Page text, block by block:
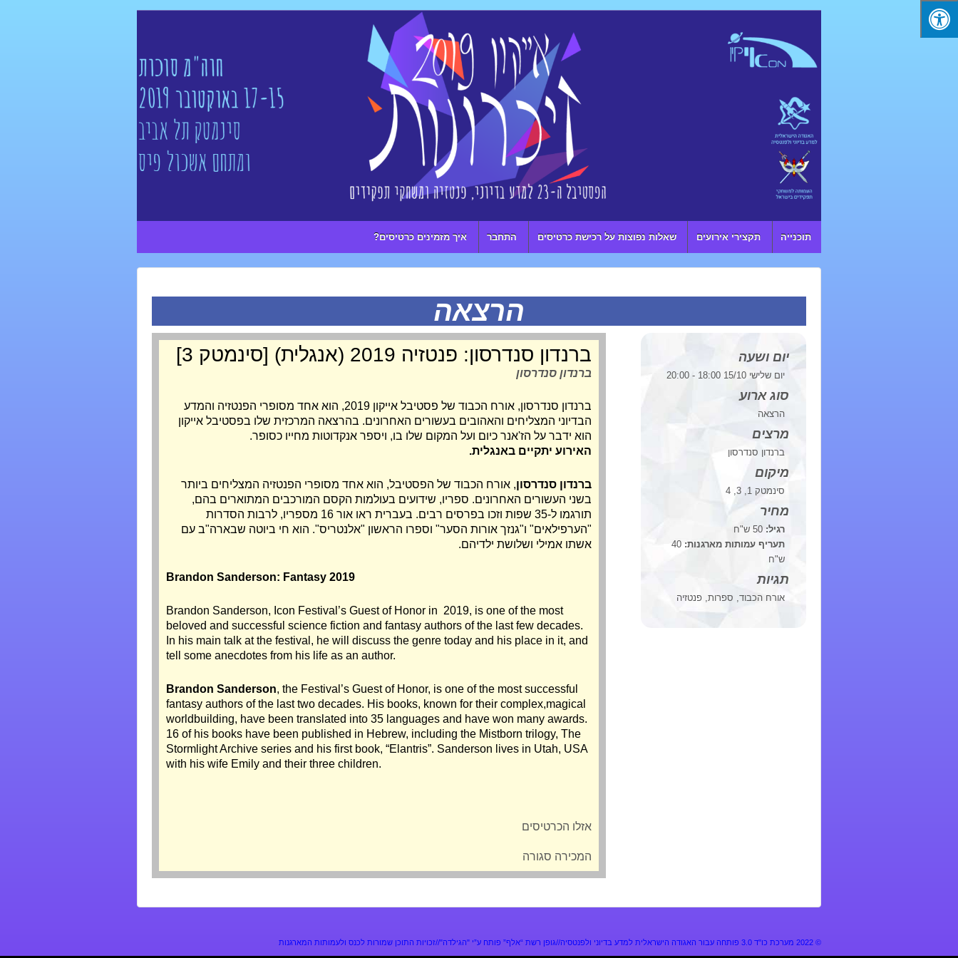
תוכנייה תקצירי אירועים שאלות נפוצות על רכישת כרטיסים התחבר איך מזמינים כרטיסים?
הרצאה
יום ושעה
יום שלישי 15/10 18:00 - 20:00
סוג ארוע
הרצאה
מרצים
ברנדון סנדרסון
מיקום
סינמטק 1, 3, 4
מחיר
רגיל:
תעריף עמותות מארגנות: 40
ש"ח
תגיות
אורח הכבוד, ספרות, פנטזיה
ברנדון סנדרסון: פנטזיה 2019 (אנגלית) [סינמטק 3]
ברנדון סנדרסון
ברנדון סנדרסון, אורח הכבוד של פסטיבל אייקון 2019, הוא אחד מסופרי הפנטזיה והמדע
הבדיוני המצליחים והאהובים בעשורים האחרונים. בהרצאה המרכזית שלו בפסטיבל אייקון
הוא ידבר על הז'אנר כיום ועל המקום שלו בו, ויספר אנקדוטות מחייו כסופר.
האירוע יתקיים באנגלית.
ברנדון סנדרסון, אורח הכבוד של הפסטיבל, הוא אחד מסופרי הפנטזיה המצליחים ביותר
בשני העשורים האחרונים. ספריו, שידועים בעולמות הקסם המורכבים המתוארים בהם,
תורגמו ל-35 שפות וזכו בפרסים רבים. בעברית ראו אור 16 מספריו, לרבות הסדרות
"הערפילאים" ו"גנזך אורות הסער" וספרו הראשון "אלנטריס". הוא חי ביוטה שבארה"ב עם
אשתו אמילי ושלושת ילדיהם.
Brandon Sanderson: Fantasy 2019
Brandon Sanderson, Icon Festival’s Guest of Honor in 2019, is one of the most
beloved and successful science fiction and fantasy authors of the last few decades.
In his main talk at the festival, he will discuss the genre today and his place in it, and
tell some anecdotes from his life as an author.
Brandon Sanderson, the Festival’s Guest of Honor, is one of the most successful
fantasy authors of the last two decades. His books, known for their complex,magical
worldbuilding, have been translated into 35 languages and have won many awards.
16 of his books have been published in Hebrew, including the Mistborn trilogy, The
Stormlight Archive series and his first book, “Elantris”. Sanderson lives in Utah, USA
with his wife Emily and their three children.
אזלו הכרטיסים
המכירה סגורה
© 2022 מערכת כו"ד 3.0 פותחה עבור האגודה הישראלית למדע בדיוני ולפנטסיה//גופן רשת “אלף” פותח ע”י "הגילדה"//זכויות התוכן שמורות לכנס ולעמותות המארגנות